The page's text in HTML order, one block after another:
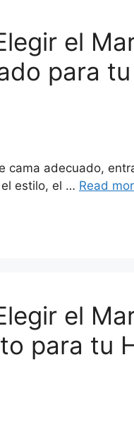
el
para
cama adecuado,
estilo, el … Read
el
para tu